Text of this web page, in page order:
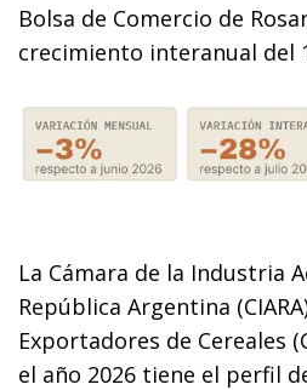
Bolsa de Comercio de
crecimiento interanual del
La Cámara de la Industria
República Argentina
Exportadores de Cereales
el año 2026 tiene el perfil